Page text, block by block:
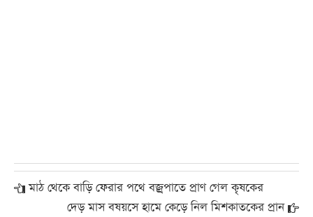
মাঠ থেকে বাড়ি ফেরার পথে বজ্রপাতে প্রাণ গেল কৃষকের
দেড় মাস বষয়সে হামে কেড়ে নিল মিশকাতকের প্রান